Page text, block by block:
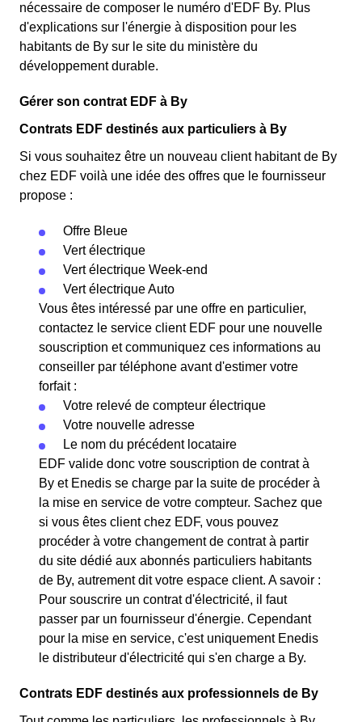
nécessaire de composer le numéro d'EDF By. Plus
d'explications sur l'énergie à disposition pour les
habitants de By sur le site du ministère du
développement durable.
Gérer son contrat EDF à By
Contrats EDF destinés aux particuliers à By
Si vous souhaitez être un nouveau client habitant de By
chez EDF voilà une idée des offres que le fournisseur
propose :
Offre Bleue
Vert électrique
Vert électrique Week-end
Vert électrique Auto
Vous êtes intéressé par une offre en particulier,
contactez le service client EDF pour une nouvelle
souscription et communiquez ces informations au
conseiller par téléphone avant d'estimer votre
forfait :
Votre relevé de compteur électrique
Votre nouvelle adresse
Le nom du précédent locataire
EDF valide donc votre souscription de contrat à
By et Enedis se charge par la suite de procéder à
la mise en service de votre compteur. Sachez que
si vous êtes client chez EDF, vous pouvez
procéder à votre changement de contrat à partir
du site dédié aux abonnés particuliers habitants
de By, autrement dit votre espace client. A savoir :
Pour souscrire un contrat d'électricité, il faut
passer par un fournisseur d'énergie. Cependant
pour la mise en service, c'est uniquement Enedis
le distributeur d'électricité qui s'en charge a By.
Contrats EDF destinés aux professionnels de By